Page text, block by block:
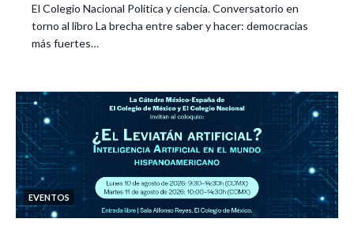
El Colegio Nacional Política y ciencia. Conversatorio en
torno al libro La brecha entre saber y hacer: democracias
más fuertes…
EVENTOS